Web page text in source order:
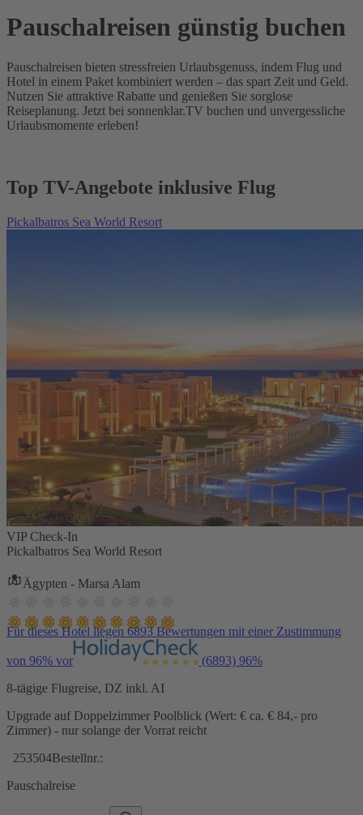
Pauschalreisen günstig buchen
Pauschalreisen bieten stressfreien Urlaubsgenuss, indem Flug und
Hotel in einem Paket kombiniert werden – das spart Zeit und Geld.
Nutzen Sie attraktive Rabatte und genießen Sie sorglose
Reiseplanung. Jetzt bei sonnenklar.TV buchen und unvergessliche
Urlaubsmomente erleben!
Top TV-Angebote inklusive Flug
Pickalbatros Sea World Resort
VIP Check-In
Pickalbatros Sea World Resort
Ägypten - Marsa Alam
Für dieses Hotel liegen 6893 Bewertungen mit einer Zustimmung
von 96% vor (6893) 96%
8-tägige Flugreise, DZ inkl. AI
Upgrade auf Doppelzimmer Poolblick (Wert: € ca. € 84,- pro
Zimmer) - nur solange der Vorrat reicht
253504Bestellnr.:
Pauschalreise